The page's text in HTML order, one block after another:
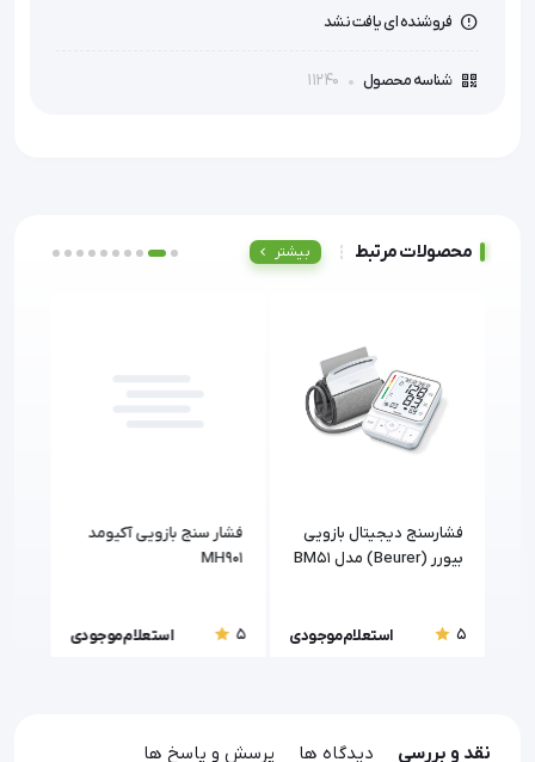
فروشنده ای یافت نشد
شناسه محصول 11240
محصولات مرتبط بیشتر
فشارسنج دیجیتال بازویی
بیورر (Beurer) مدل BM51
5 استعلام موجودی
فشار سنج بازویی آکیومد
MH901
5 استعلام موجودی
نقد و بررسی دیدگاه ها پرسش و پاسخ ها